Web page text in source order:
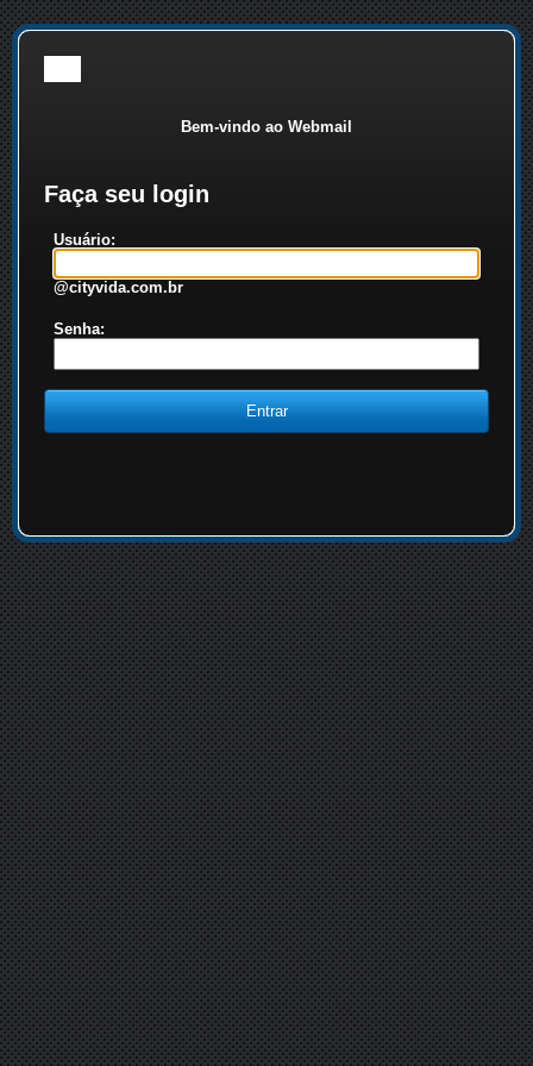
Bem-vindo ao Webmail
Faça seu login
Usuário:
@cityvida.com.br
Senha: